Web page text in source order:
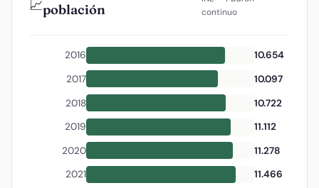
📈población
continuo
2016
10.654
2017
10.097
2018
10.722
2019
11.112
2020
11.278
2021
11.466